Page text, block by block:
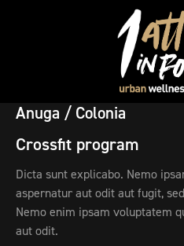
Anuga / Colonia
Crossfit program
Dicta sunt explicabo. Nemo
aspernatur aut odit aut fugit,
Nemo enim ipsam voluptatem
aut odit.